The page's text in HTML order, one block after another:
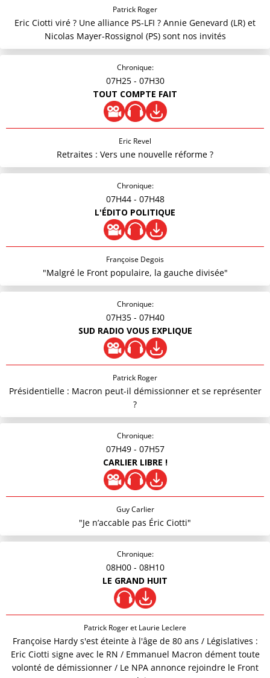
Patrick Roger
Eric Ciotti viré ? Une alliance PS-LFI ? Annie Genevard (LR) et
Nicolas Mayer-Rossignol (PS) sont nos invités
Chronique:
07H25 - 07H30
TOUT COMPTE FAIT
Eric Revel
Retraites : Vers une nouvelle réforme ?
Chronique:
07H44 - 07H48
L'ÉDITO POLITIQUE
Françoise Degois
"Malgré le Front populaire, la gauche divisée"
Chronique:
07H35 - 07H40
SUD RADIO VOUS EXPLIQUE
Patrick Roger
Présidentielle : Macron peut-il démissionner et se représenter
?
Chronique:
07H49 - 07H57
CARLIER LIBRE !
Guy Carlier
"Je n’accable pas Éric Ciotti"
Chronique:
08H00 - 08H10
LE GRAND HUIT
Patrick Roger et Laurie Leclere
Françoise Hardy s'est éteinte à l'âge de 80 ans / Législatives :
Eric Ciotti signe avec le RN / Emmanuel Macron dément toute
volonté de démissionner / Le NPA annonce rejoindre le Front